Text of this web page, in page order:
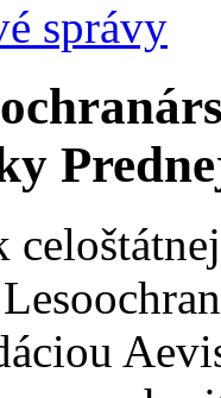
správy